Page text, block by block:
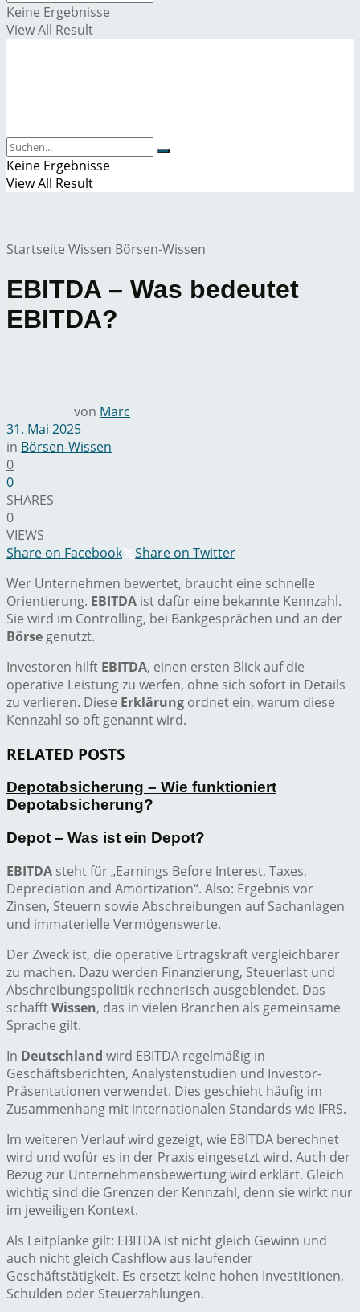
Keine Ergebnisse
View All Result
Keine Ergebnisse
View All Result
Startseite Wissen Börsen-Wissen
EBITDA – Was bedeutet
EBITDA?
von Marc
31. Mai 2025
in Börsen-Wissen
0
0
SHARES
0
VIEWS
Share on Facebook
Share on Twitter
Wer Unternehmen bewertet, braucht eine schnelle
Orientierung. EBITDA ist dafür eine bekannte Kennzahl.
Sie wird im Controlling, bei Bankgesprächen und an der
Börse genutzt.
Investoren hilft EBITDA, einen ersten Blick auf die
operative Leistung zu werfen, ohne sich sofort in Details
zu verlieren. Diese Erklärung ordnet ein, warum diese
Kennzahl so oft genannt wird.
RELATED POSTS
Depotabsicherung – Wie funktioniert
Depotabsicherung?
Depot – Was ist ein Depot?
EBITDA steht für „Earnings Before Interest, Taxes,
Depreciation and Amortization“. Also: Ergebnis vor
Zinsen, Steuern sowie Abschreibungen auf Sachanlagen
und immaterielle Vermögenswerte.
Der Zweck ist, die operative Ertragskraft vergleichbarer
zu machen. Dazu werden Finanzierung, Steuerlast und
Abschreibungspolitik rechnerisch ausgeblendet. Das
schafftWissen, das in vielen Branchen als gemeinsame
Sprache gilt.
In Deutschland wird EBITDA regelmäßig in
Geschäftsberichten, Analystenstudien und Investor-
Präsentationen verwendet. Dies geschieht häufig im
Zusammenhang mit internationalen Standards wie IFRS.
Im weiteren Verlauf wird gezeigt, wie EBITDA berechnet
wird und wofür es in der Praxis eingesetzt wird. Auch der
Bezug zur Unternehmensbewertung wird erklärt. Gleich
wichtig sind die Grenzen der Kennzahl, denn sie wirkt nur
im jeweiligen Kontext.
Als Leitplanke gilt: EBITDA ist nicht gleich Gewinn und
auch nicht gleich Cashflow aus laufender
Geschäftstätigkeit. Es ersetzt keine hohen Investitionen,
Schulden oder Steuerzahlungen.